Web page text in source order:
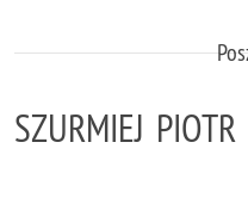
SZURMIEJ PIOTR